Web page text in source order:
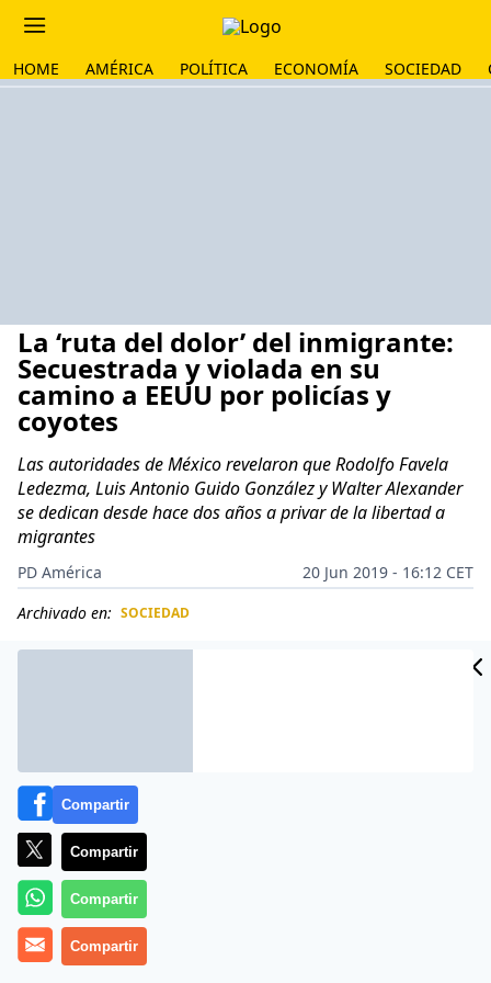
HOME AMÉRICA POLÍTICA ECONOMÍA SOCIEDAD
La ‘ruta del dolor’ del inmigrante:
Secuestrada y violada en su
camino a EEUU por policías y
coyotes
Las autoridades de México revelaron que Rodolfo Favela
Ledezma, Luis Antonio Guido González y Walter Alexander
se dedican desde hace dos años a privar de la libertad a
migrantes
PD América
20 Jun 2019 - 16:12 CET
Archivado en: SOCIEDAD
Más información
Compartir
Compartir
Compartir
Compartir